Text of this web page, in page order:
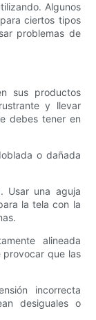
Algunos
ciertos tipos
problemas de
sus productos
y llevar
debes tener en
o dañada
Usar una aguja
la tela con la
alineada
provocar que las
incorrecta
desiguales o